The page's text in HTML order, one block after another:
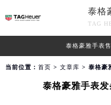
泰格
TAG
泰格豪雅手表
当前位置： 首页 > 文章库 > 泰格豪
泰格豪雅手表